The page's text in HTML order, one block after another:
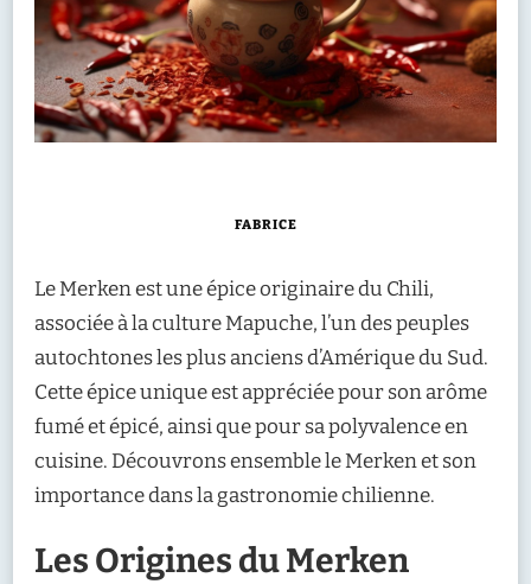
FABRICE
Le Merken est une épice originaire du Chili,
associée à la culture Mapuche, l’un des peuples
autochtones les plus anciens d’Amérique du Sud.
Cette épice unique est appréciée pour son arôme
fumé et épicé, ainsi que pour sa polyvalence en
cuisine. Découvrons ensemble le Merken et son
importance dans la gastronomie chilienne.
Les Origines du Merken